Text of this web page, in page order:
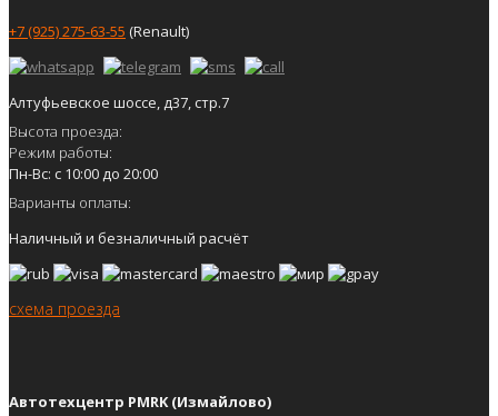
+7 (925) 275-63-55 (Renault)
Алтуфьевское шоссе, д37, стр.7
Высота проезда:
Режим работы:
Пн-Вс: с 10:00 до 20:00
Варианты оплаты:
Наличный и безналичный расчёт
схема проезда
Автотехцентр PMRK (Измайлово)